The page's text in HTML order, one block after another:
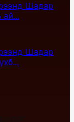
Шадар
Шадар